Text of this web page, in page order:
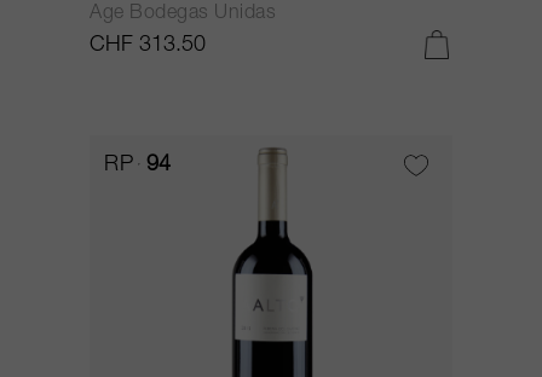
Age Bodegas Unidas
CHF 313.50
RP 94